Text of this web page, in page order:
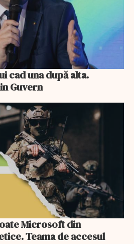
cad una după alta.
Guvern
Microsoft din
Teama de accesul